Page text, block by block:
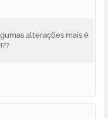
alterações mais é